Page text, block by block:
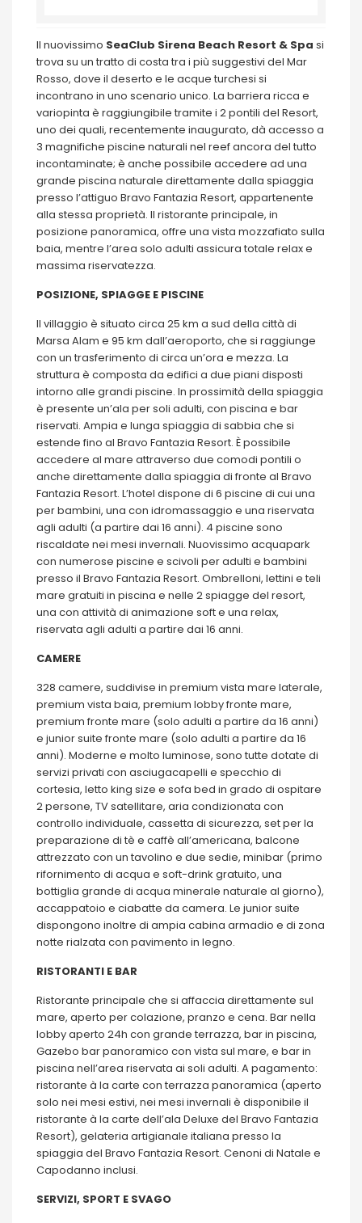
Il nuovissimo SeaClub Sirena Beach Resort & Spa si
trova su un tratto di costa tra i più suggestivi del Mar
Rosso, dove il deserto e le acque turchesi si
incontrano in uno scenario unico. La barriera ricca e
variopinta è raggiungibile tramite i 2 pontili del Resort,
uno dei quali, recentemente inaugurato, dà accesso a
3 magnifiche piscine naturali nel reef ancora del tutto
incontaminate; è anche possibile accedere ad una
grande piscina naturale direttamente dalla spiaggia
presso l’attiguo Bravo Fantazia Resort, appartenente
alla stessa proprietà. Il ristorante principale, in
posizione panoramica, offre una vista mozzafiato sulla
baia, mentre l’area solo adulti assicura totale relax e
massima riservatezza.
POSIZIONE, SPIAGGE E PISCINE
Il villaggio è situato circa 25 km a sud della città di
Marsa Alam e 95 km dall’aeroporto, che si raggiunge
con un trasferimento di circa un’ora e mezza. La
struttura è composta da edifici a due piani disposti
intorno alle grandi piscine. In prossimità della spiaggia
è presente un’ala per soli adulti, con piscina e bar
riservati. Ampia e lunga spiaggia di sabbia che si
estende fino al Bravo Fantazia Resort. È possibile
accedere al mare attraverso due comodi pontili o
anche direttamente dalla spiaggia di fronte al Bravo
Fantazia Resort. L’hotel dispone di 6 piscine di cui una
per bambini, una con idromassaggio e una riservata
agli adulti (a partire dai 16 anni). 4 piscine sono
riscaldate nei mesi invernali. Nuovissimo acquapark
con numerose piscine e scivoli per adulti e bambini
presso il Bravo Fantazia Resort. Ombrelloni, lettini e teli
mare gratuiti in piscina e nelle 2 spiagge del resort,
una con attività di animazione soft e una relax,
riservata agli adulti a partire dai 16 anni.
CAMERE
328 camere, suddivise in premium vista mare laterale,
premium vista baia, premium lobby fronte mare,
premium fronte mare (solo adulti a partire da 16 anni)
e junior suite fronte mare (solo adulti a partire da 16
anni). Moderne e molto luminose, sono tutte dotate di
servizi privati con asciugacapelli e specchio di
cortesia, letto king size e sofa bed in grado di ospitare
2 persone, TV satellitare, aria condizionata con
controllo individuale, cassetta di sicurezza, set per la
preparazione di tè e caffè all’americana, balcone
attrezzato con un tavolino e due sedie, minibar (primo
rifornimento di acqua e soft-drink gratuito, una
bottiglia grande di acqua minerale naturale al giorno),
accappatoio e ciabatte da camera. Le junior suite
dispongono inoltre di ampia cabina armadio e di zona
notte rialzata con pavimento in legno.
RISTORANTI E BAR
Ristorante principale che si affaccia direttamente sul
mare, aperto per colazione, pranzo e cena. Bar nella
lobby aperto 24h con grande terrazza, bar in piscina,
Gazebo bar panoramico con vista sul mare, e bar in
piscina nell’area riservata ai soli adulti. A pagamento:
ristorante à la carte con terrazza panoramica (aperto
solo nei mesi estivi, nei mesi invernali è disponibile il
ristorante à la carte dell’ala Deluxe del Bravo Fantazia
Resort), gelateria artigianale italiana presso la
spiaggia del Bravo Fantazia Resort. Cenoni di Natale e
Capodanno inclusi.
SERVIZI, SPORT E SVAGO